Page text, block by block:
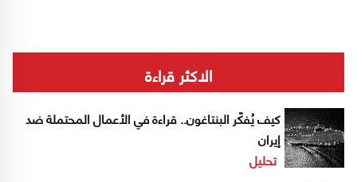
الاكثر قراءة
كيف يُفكّر البنتاغون.. قراءة في الأعمال المحتملة ضد
إيران
تحليل